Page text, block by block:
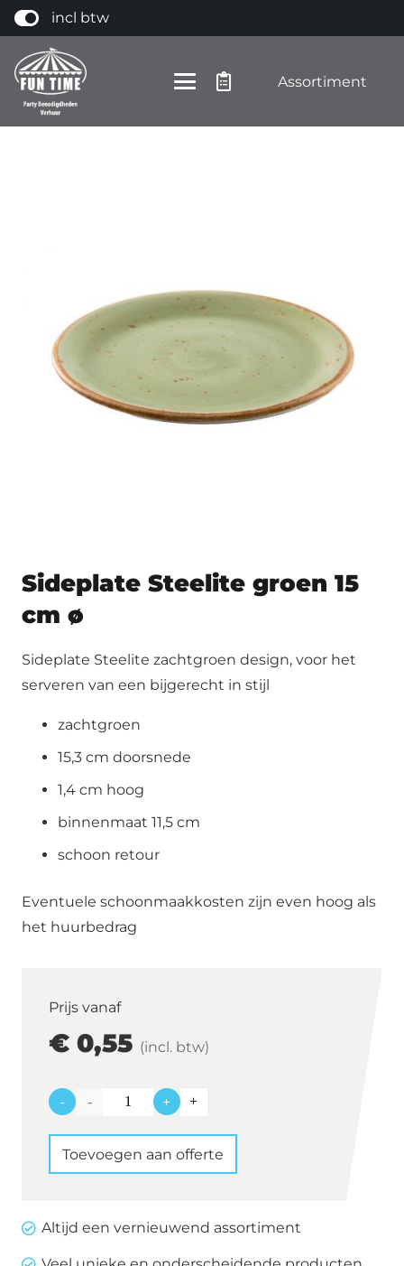
incl btw
Assortiment
Sideplate Steelite groen 15
cm ø
Sideplate Steelite zachtgroen design, voor het
serveren van een bijgerecht in stijl
zachtgroen
15,3 cm doorsnede
1,4 cm hoog
binnenmaat 11,5 cm
schoon retour
Eventuele schoonmaakkosten zijn even hoog als
het huurbedrag
Prijs vanaf
€ 0,55 (incl. btw)
-
Sideplate
Steelite
groen
+
Toevoegen aan offerte
Altijd een vernieuwend assortiment